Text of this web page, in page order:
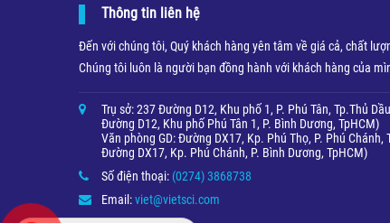
Thông tin liên hệ
Đến với chúng tôi, Quý khách hàng yên tâm về giá cả, chất
Chúng tôi luôn là người bạn đồng hành với khách hàng của
Trụ sở: 237 Đường D12, Khu phố 1, P. Phú Tân, Tp.Thủ
Đường D12, Khu phố Phú Tân 1, P. Bình Dương, TpHCM)
Văn phòng GD: Đường DX17, Kp. Phú Thọ, P. Phú
Đường DX17, Kp. Phú Chánh, P. Bình Dương, TpHCM)
Số điện thoại: (0274) 3868738
Email:viet@vietsci.com